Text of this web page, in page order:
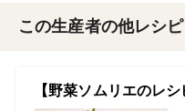
この生産者の他レシピ